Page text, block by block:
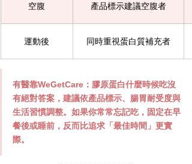
空腹 產品標示建議空腹者
運動後 同時重視蛋白質補充者
有醫靠WeGetCare ：膠原蛋白什麼時候吃沒
有絕對答案，建議依產品標示、腸胃耐受度與
生活習慣調整。如果你常常忘記吃，固定在早
餐後或睡前，反而比追求「最佳時間」更實
際。